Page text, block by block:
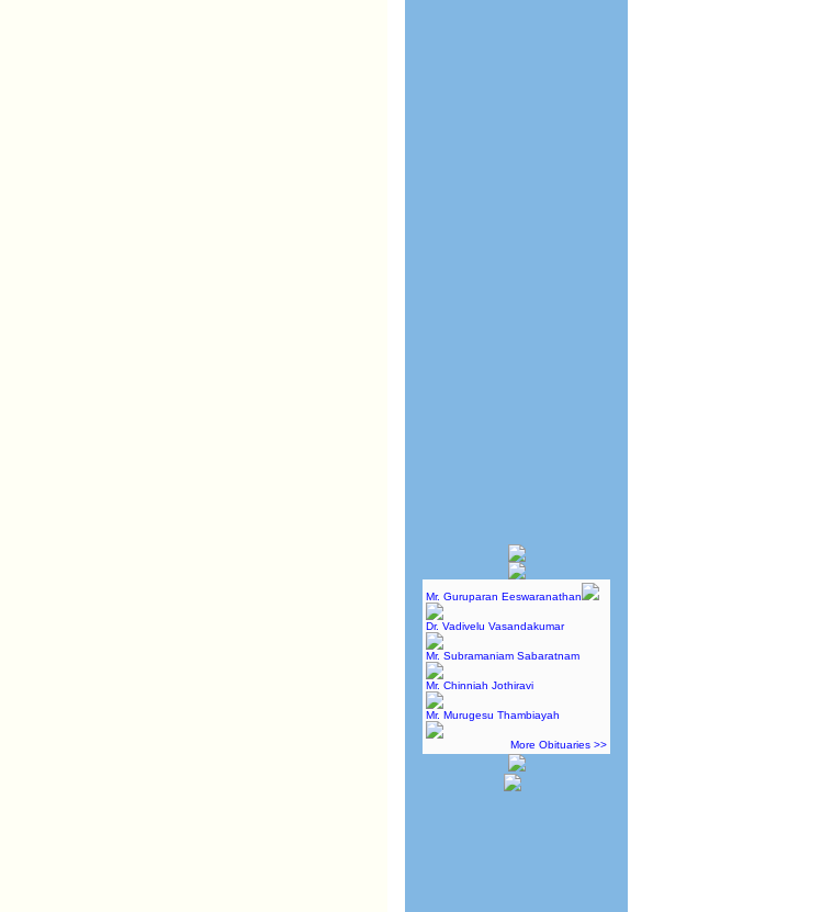
Mr. Guruparan Eeswaranathan
Dr. Vadivelu Vasandakumar
Mr. Subramaniam Sabaratnam
Mr. Chinniah Jothiravi
Mr. Murugesu Thambiayah
More Obituaries >>